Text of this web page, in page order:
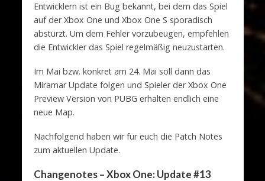
Entwicklern ist ein Bug bekannt, bei dem das Spiel
auf der Xbox One und Xbox One S sporadisch
abstürzt. Um dem Fehler vorzubeugen, empfehlen
die Entwickler das Spiel regelmäßig neuzustarten.
Im Mai bzw. konkret am 24. Mai soll dann das
Miramar Update folgen und Spieler der Xbox One
Preview Version von PUBG erhalten endlich eine
neue Map.
Nachfolgend haben wir für euch die Patch Notes
zum aktuellen Update.
Changenotes – Xbox One: Update #13